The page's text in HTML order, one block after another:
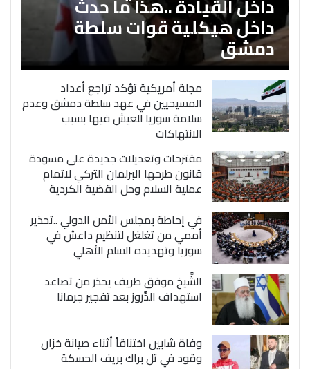
داخل هيكلية قوات سلطة
دمشق
مجلة أمريكية تؤكد تراجع أعداد
المسيحيين في عهد سلطة دمشق وعدم
سلامة سوريا للعيش فيها بسبب
الانتهاكات
مقترحات وتعديلات جديدة على مسودة
قانون طرحها البرلمان التركي لاتمام
عملية السلام وحل القضية الكردية
في إحاطة بمجلس الأمن الدولي ..تحذير
أممي من تغلغل لتنظيم داعش في
سوريا وتهديده السلم الأهلي
الشَّيخ موفق طريف يحذر من تصاعد
استهداف الدَّروز بعد تفجير جرمانا
وفاة شابين اختناقاً أثناء صيانة خزان
وقود في تل براك بريف الحسكة